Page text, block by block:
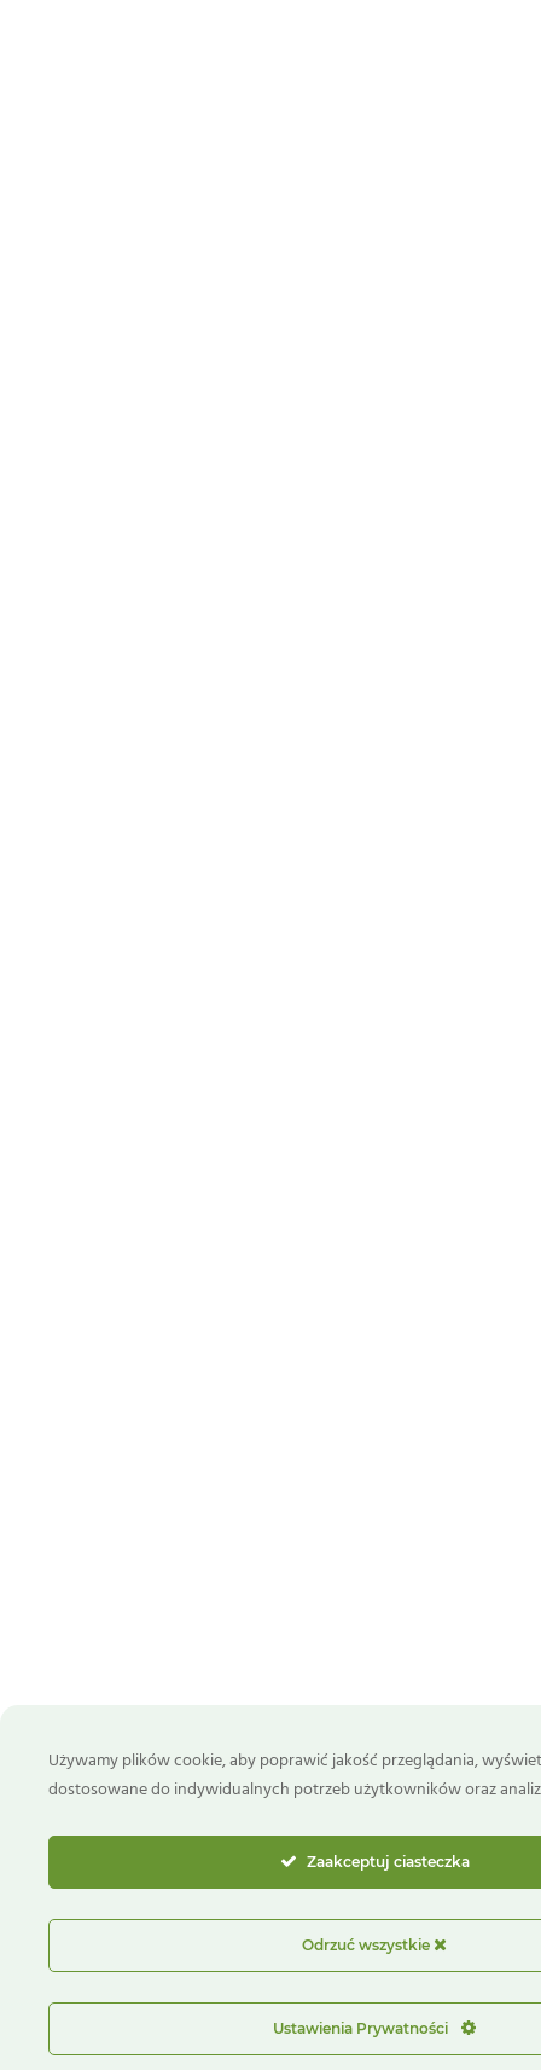
Używamy plików cookie, aby poprawić jakość przeglądania,
dostosowane do indywidualnych potrzeb użytkowników oraz
Zaakceptuj ciasteczka
Odrzuć wszystkie
Ustawienia Prywatności